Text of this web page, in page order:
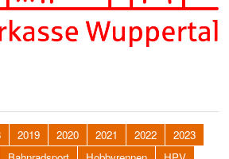
2019 2020 2021 2022
2023